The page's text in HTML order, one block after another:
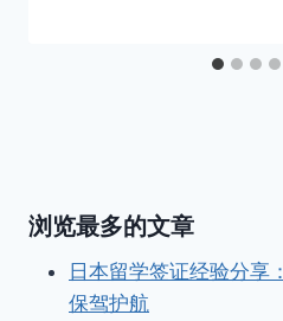
浏览最多的文章
日本留学签证经验分享
保驾护航